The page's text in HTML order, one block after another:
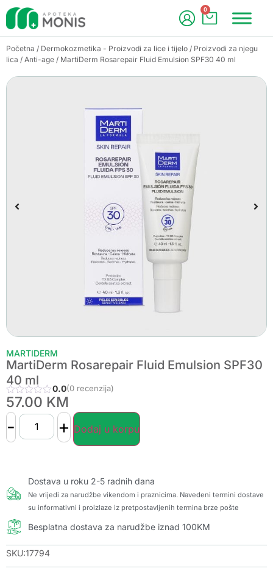
0
Početna / Dermokozmetika - Proizvodi za lice i tijelo / Proizvodi za njegu
lica / Anti-age / MartiDerm Rosarepair Fluid Emulsion SPF30 40 ml
MARTIDERM
MartiDerm Rosarepair Fluid Emulsion SPF30
40 ml
0.0(0 recenzija)
57.00 KM
- + Dodaj u korpu
Dostava u roku 2-5 radnih dana
Ne vrijedi za narudžbe vikendom i praznicima. Navedeni termini dostave
su informativni i proizlaze iz pretpostavljenih termina brze pošte
Besplatna dostava za narudžbe iznad 100KM
SKU:17794